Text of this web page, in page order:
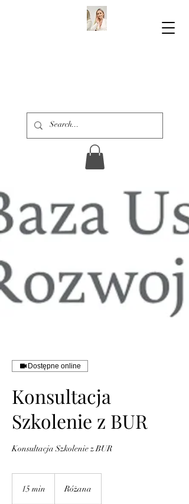
Dostępne online
Konsultacja
Szkolenie z BUR
Konsultacja Szkolenie z BUR
15 min Różana